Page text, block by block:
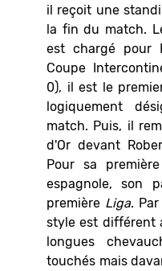
il reçoit une
la fin du match.
est chargé pour
Coupe
0), il est le
logiquement
match. Puis, il
d'Or devant
Pour sa
espagnole, son
première Liga.
style est différent
longues
touchés mais